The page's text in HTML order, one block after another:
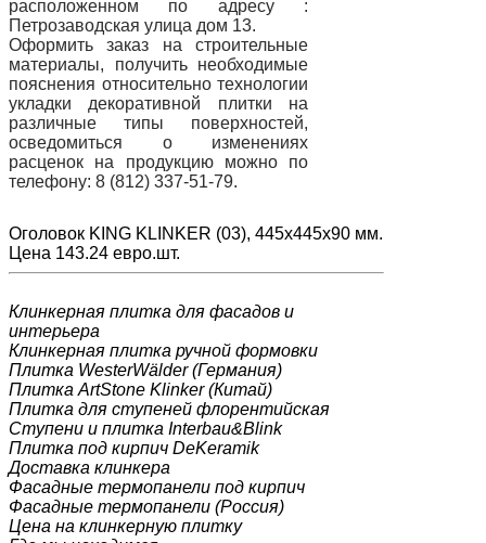
расположенном по адресу :
Петрозаводская улица дом 13.
Оформить заказ на строительные
материалы, получить необходимые
пояснения относительно технологии
укладки декоративной плитки на
различные типы поверхностей,
осведомиться о изменениях
расценок на продукцию можно по
телефону: 8 (812) 337-51-79.
Оголовок KING KLINKER (03), 445х445х90 мм.
Цена 143.24 евро.шт.
Клинкерная плитка для фасадов и
интерьера
Клинкерная плитка ручной формовки
Плитка WesterWälder (Германия)
Плитка ArtStone Klinker (Китай)
Плитка для ступеней флорентийская
Ступени и плитка Interbau&Blink
Плитка под кирпич DeKeramik
Доставка клинкера
Фасадные термопанели под кирпич
Фасадные термопанели (Россия)
Цена на клинкерную плитку